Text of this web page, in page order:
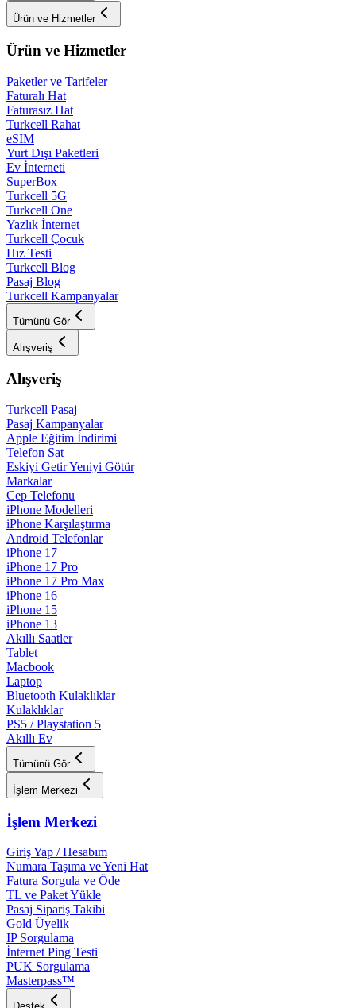
Ürün ve Hizmetler
Ürün ve Hizmetler
Paketler ve Tarifeler
Faturalı Hat
Faturasız Hat
Turkcell Rahat
eSIM
Yurt Dışı Paketleri
Ev İnterneti
SuperBox
Turkcell 5G
Turkcell One
Yazlık İnternet
Turkcell Çocuk
Hız Testi
Turkcell Blog
Pasaj Blog
Turkcell Kampanyalar
Tümünü Gör
Alışveriş
Alışveriş
Turkcell Pasaj
Pasaj Kampanyalar
Apple Eğitim İndirimi
Telefon Sat
Eskiyi Getir Yeniyi Götür
Markalar
Cep Telefonu
iPhone Modelleri
iPhone Karşılaştırma
Android Telefonlar
iPhone 17
iPhone 17 Pro
iPhone 17 Pro Max
iPhone 16
iPhone 15
iPhone 13
Akıllı Saatler
Tablet
Macbook
Laptop
Bluetooth Kulaklıklar
Kulaklıklar
PS5 / Playstation 5
Akıllı Ev
Tümünü Gör
İşlem Merkezi
İşlem Merkezi
Giriş Yap / Hesabım
Numara Taşıma ve Yeni Hat
Fatura Sorgula ve Öde
TL ve Paket Yükle
Pasaj Sipariş Takibi
Gold Üyelik
IP Sorgulama
İnternet Ping Testi
PUK Sorgulama
Masterpass™